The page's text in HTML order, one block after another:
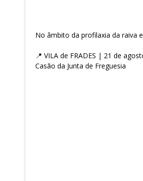
No âmbito da profilaxia da raiva
📍 VILA de FRADES | 21 de
Casão da Junta de Freguesia